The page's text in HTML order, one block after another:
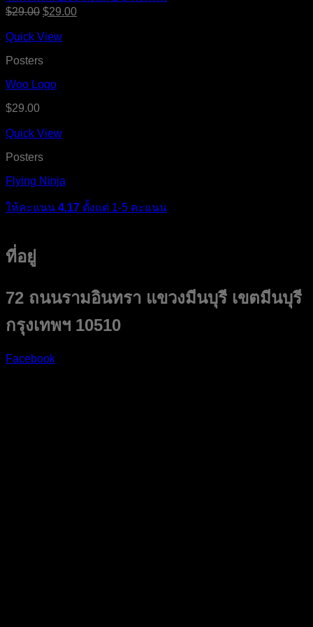
$29.00 $29.00
Quick View
Posters
Woo Logo
$29.00
Quick View
Posters
Flying Ninja
ให้คะแนน 4.17 ตั้งแต่ 1-5 คะแนน
ที่อยู่
72 ถนนรามอินทรา แขวงมีนบุรี เขตมีนบุรี
กรุงเทพฯ 10510
Facebook